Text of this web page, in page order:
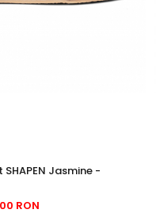
Jasmine -
RON